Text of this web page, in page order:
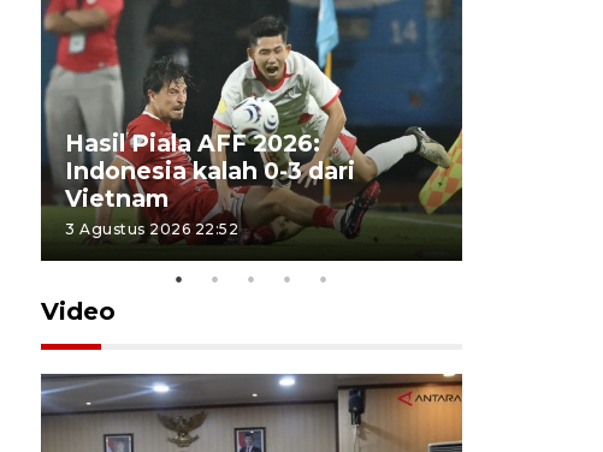
Hasil Piala AFF 2026:
Indonesia kalah 0-3 dari
Vietnam
3 Agustus 2026 22:52
Video